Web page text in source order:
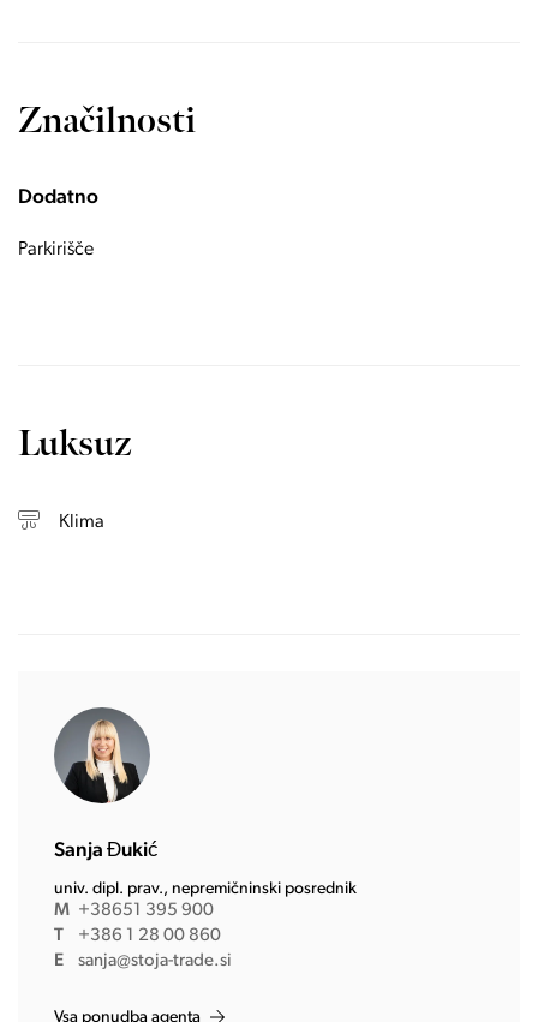
Značilnosti
Dodatno
Parkirišče
Luksuz
Klima
Sanja Đukić
univ. dipl. prav., nepremičninski posrednik
M +38651 395 900
T
+386 1 28 00 860
E
sanja@stoja-trade.si
Vsa ponudba agenta